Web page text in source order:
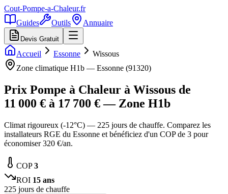
Cout-Pompe-a-Chaleur.fr
Guides
Outils Annuaire
Devis Gratuit
Accueil Essonne
Wissous
Zone climatique H1b — Essonne (91320)
Prix Pompe à Chaleur à Wissous de
11 000 € à 17 700 € — Zone H1b
Climat rigoureux (-12°C) — 225 jours de chauffe. Comparez les
installateurs RGE du Essonne et bénéficiez d'un COP de 3 pour
économiser 320 €/an.
COP3
ROI 15 ans
225 jours de chauffe